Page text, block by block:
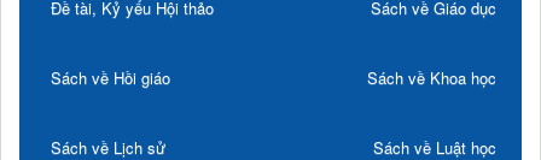
Đề tài, Kỷ yếu Hội thảo Sách về Giáo dục
Sách về Hồi giáo Sách về Khoa học
Sách về Lịch sử Sách về Luật học